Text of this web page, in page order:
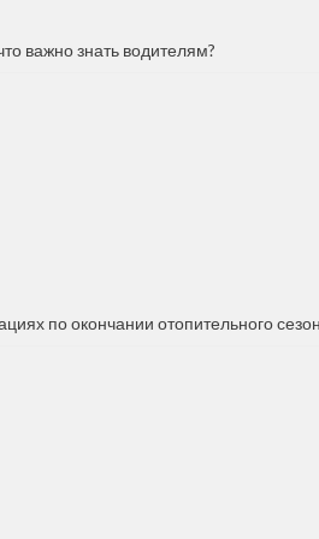
важно знать водителям?
по окончании отопительного